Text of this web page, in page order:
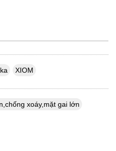
XIOM
xoáy,mặt gai lớn